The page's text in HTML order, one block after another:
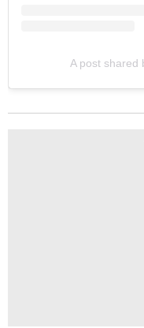
A post shared